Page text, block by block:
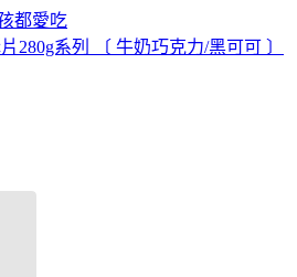
都愛吃
280g系列 〔 牛奶巧克力/黑可可 〕